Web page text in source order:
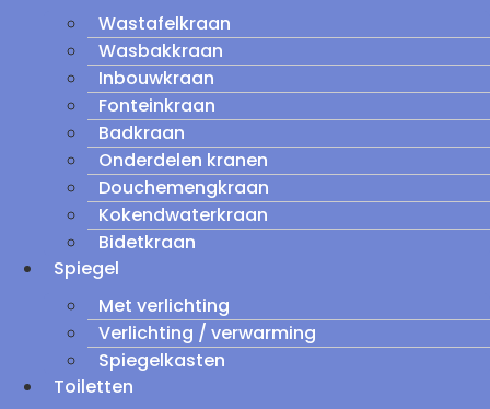
Wastafelkraan
Wasbakkraan
Inbouwkraan
Fonteinkraan
Badkraan
Onderdelen kranen
Douchemengkraan
Kokendwaterkraan
Bidetkraan
Spiegel
Met verlichting
Verlichting / verwarming
Spiegelkasten
Toiletten